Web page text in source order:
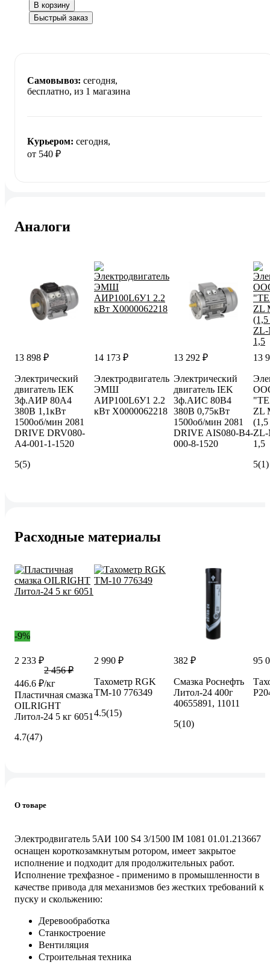
В корзину
Быстрый заказ
Самовывоз: сегодня,
бесплатно, из 1 магазина
Курьером: сегодня,
от 540 ₽
Аналоги
13 898 ₽
Электрический
двигатель IEK
3ф.АИР 80A4
380В 1,1кВт
1500об/мин 2081
DRIVE DRV080-
A4-001-1-1520
5(5)
14 173 ₽
Электродвигатель
ЭМШ
АИР100L6У1 2.2
кВт Х0000062218
13 292 ₽
Электрический
двигатель IEK
3ф.АИС 80B4
380В 0,75кВт
1500об/мин 2081
DRIVE AIS080-B4-
000-8-1520
13
ZL
ZL-
1,5
5(1)
Расходные материалы
-9%
2 233 ₽
2 456 ₽
446.6 ₽/кг
Пластичная смазка
OILRIGHT
Литол-24 5 кг 6051
4.7(47)
2 990 ₽
Тахометр RGK
TM-10 776349
4.5(15)
382 ₽
Смазка Роснефть
Литол-24 400г
40655891, 11011
5(10)
95
О товаре
Электродвигатель 5АИ 100 S4 3/1500 IM 1081 01.01.213667
оснащен короткозамкнутым ротором, имеет закрытое
исполнение и подходит для продолжительных работ.
Исполнение трехфазное - применимо в промышленности в
качестве привода для механизмов без жестких требований к
пуску и скольжению:
Деревообработка
Станкостроение
Вентиляция
Строительная техника